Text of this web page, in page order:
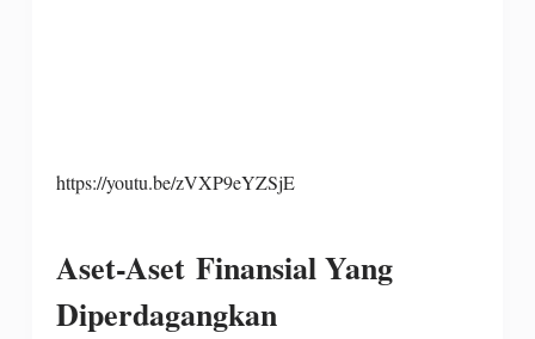
https://youtu.be/zVXP9eYZSjE
Aset-Aset Finansial Yang
Diperdagangkan